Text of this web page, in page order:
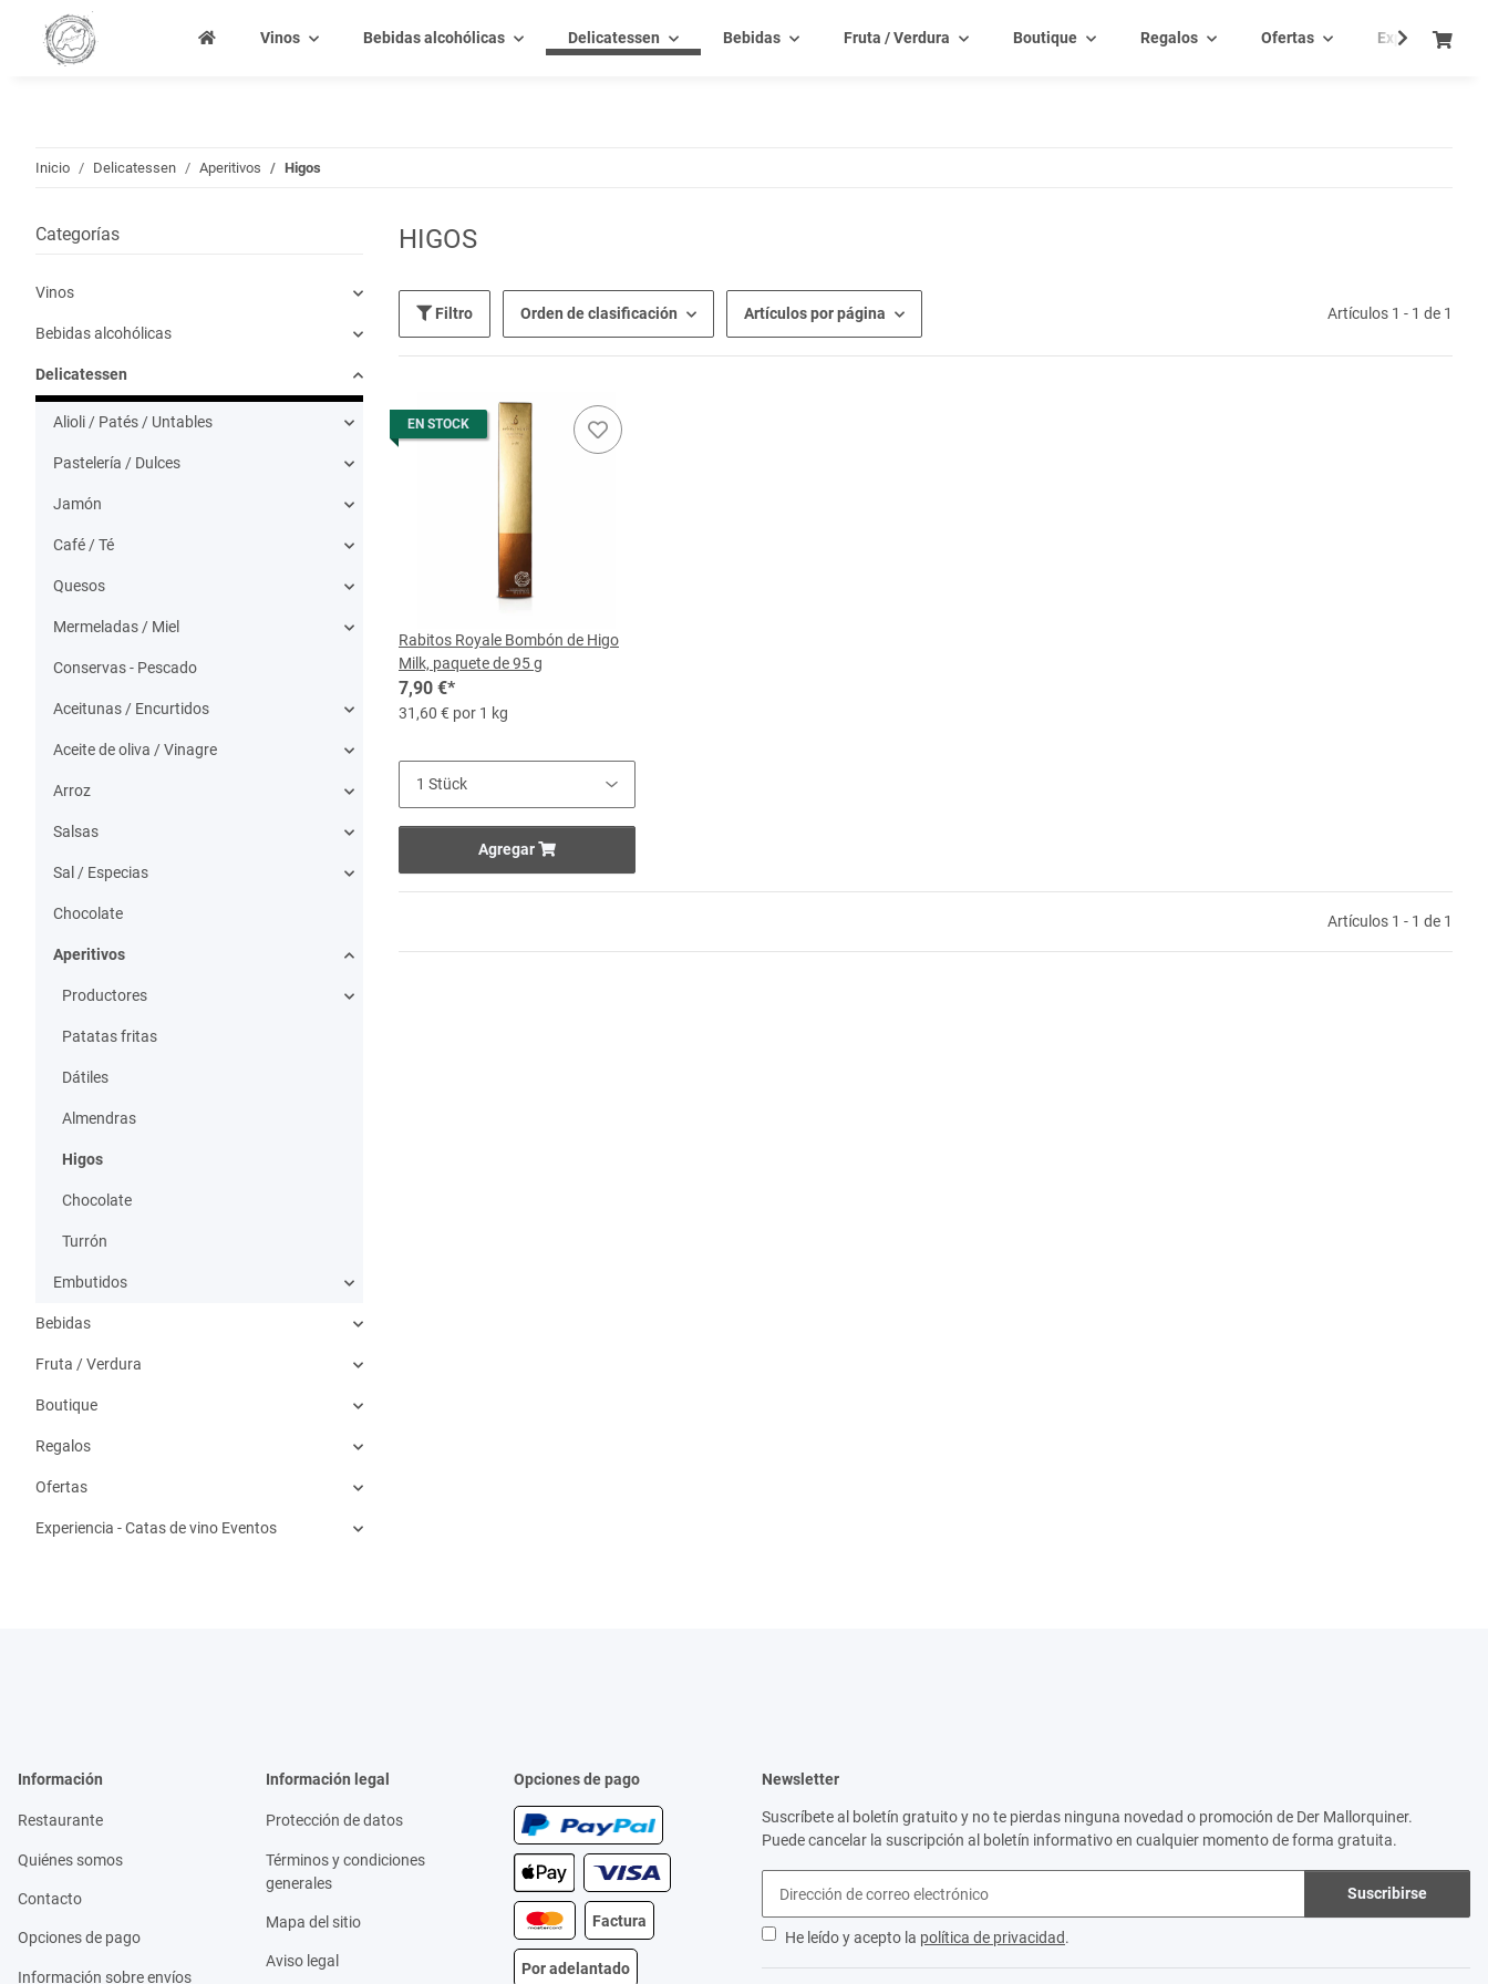
Vinos Bebidas alcohólicas Delicatessen Bebidas Fruta / Verdura Boutique Regalos Ofertas Experiencia -
Inicio Delicatessen Aperitivos Higos
HIGOS
Filtro Orden de clasificación Artículos por página Artículos 1 - 1 de 1
EN STOCK
Rabitos Royale Bombón de Higo
Milk, paquete de 95 g
7,90 €*
31,60 € por 1 kg
Agregar
Artículos 1 - 1 de 1
Categorías
Vinos
Bebidas alcohólicas
Delicatessen
Alioli / Patés / Untables
Pastelería / Dulces
Jamón
Café / Té
Quesos
Mermeladas / Miel
Conservas - Pescado
Aceitunas / Encurtidos
Aceite de oliva / Vinagre
Arroz
Salsas
Sal / Especias
Chocolate
Aperitivos
Productores
Patatas fritas
Dátiles
Almendras
Higos
Chocolate
Turrón
Embutidos
Bebidas
Fruta / Verdura
Boutique
Regalos
Ofertas
Experiencia - Catas de vino Eventos
Información
Restaurante
Quiénes somos
Contacto
Opciones de pago
Información sobre envíos
Información legal
Protección de datos
Términos y condiciones
generales
Mapa del sitio
Aviso legal
Opciones de pago
Factura
Por adelantado
Newsletter
Suscríbete al boletín gratuito y no te pierdas ninguna novedad o promoción de Der Mallorquiner.
Puede cancelar la suscripción al boletín informativo en cualquier momento de forma gratuita.
Suscribirse
He leído y acepto la política de privacidad.